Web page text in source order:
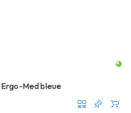
Med bleue